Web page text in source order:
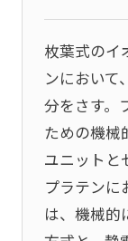
枚葉式のイ
ンにおいて
分をさす。
ための機械
ユニットと
プラテンに
は、機械的